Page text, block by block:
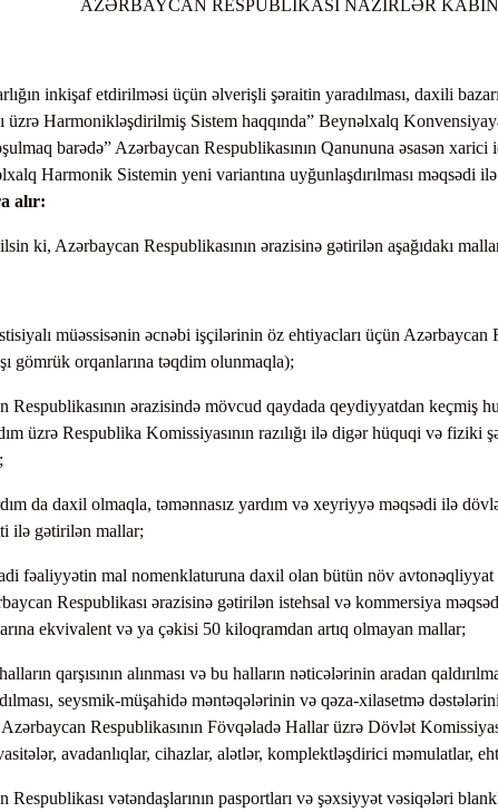
AZƏRBAYCAN RESPUBLİKASI NAZİRLƏR
inkişaf etdirilməsi üçün əlverişli şəraitin yaradılması, daxili
üzrə Harmonikləşdirilmiş Sistem haqqında” Beynəlxalq
barədə” Azərbaycan Respublikasının Qanununa əsasən
Harmonik Sistemin yeni variantına uyğunlaşdırılması məqsədi
alır:
ki, Azərbaycan Respublikasının ərazisinə gətirilən aşağıdakı
müəssisənin əcnəbi işçilərinin öz ehtiyacları üçün Azərbaycan
gömrük orqanlarına təqdim olunmaqla);
Respublikasının ərazisində mövcud qaydada qeydiyyatdan keçmiş
üzrə Respublika Komissiyasının razılığı ilə digər hüquqi və fiziki
da daxil olmaqla, təmənnasız yardım və xeyriyyə məqsədi ilə
ilə gətirilən mallar;
fəaliyyətin mal nomenklaturuna daxil olan bütün növ
Respublikası ərazisinə gətirilən istehsal və kommersiya
ekvivalent və ya çəkisi 50 kiloqramdan artıq olmayan mallar;
qarşısının alınması və bu halların nəticələrinin aradan
seysmik-müşahidə məntəqələrinin və qəza-xilasetmə
Respublikasının Fövqəladə Hallar üzrə Dövlət
avadanlıqlar, cihazlar, alətlər, komplektləşdirici məmulatlar,
Respublikası vətəndaşlarının pasportları və şəxsiyyət vəsiqələri